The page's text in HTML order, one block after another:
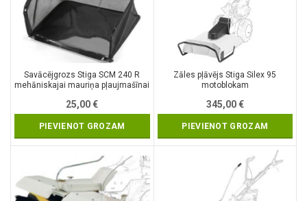
Savācējgrozs Stiga SCM 240 R
mehāniskajai mauriņa pļaujmašīnai
25,00€
PIEVIENOT GROZAM
Zāles pļāvējs Stiga Silex 95
motoblokam
345,00€
PIEVIENOT GROZAM